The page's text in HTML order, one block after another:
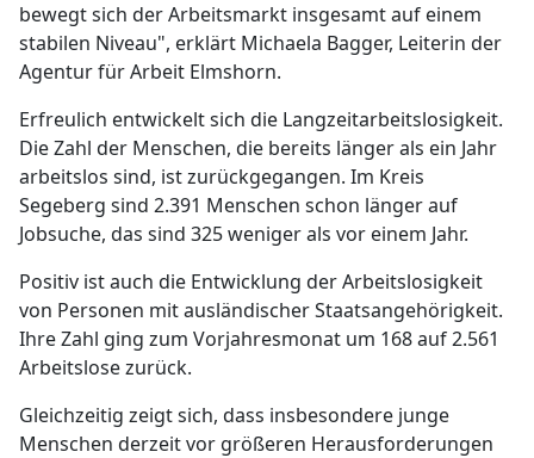
bewegt sich der Arbeitsmarkt insgesamt auf einem
stabilen Niveau", erklärt Michaela Bagger, Leiterin der
Agentur für Arbeit Elmshorn.
Erfreulich entwickelt sich die Langzeitarbeitslosigkeit.
Die Zahl der Menschen, die bereits länger als ein Jahr
arbeitslos sind, ist zurückgegangen. Im Kreis
Segeberg sind 2.391 Menschen schon länger auf
Jobsuche, das sind 325 weniger als vor einem Jahr.
Positiv ist auch die Entwicklung der Arbeitslosigkeit
von Personen mit ausländischer Staatsangehörigkeit.
Ihre Zahl ging zum Vorjahresmonat um 168 auf 2.561
Arbeitslose zurück.
Gleichzeitig zeigt sich, dass insbesondere junge
Menschen derzeit vor größeren Herausforderungen